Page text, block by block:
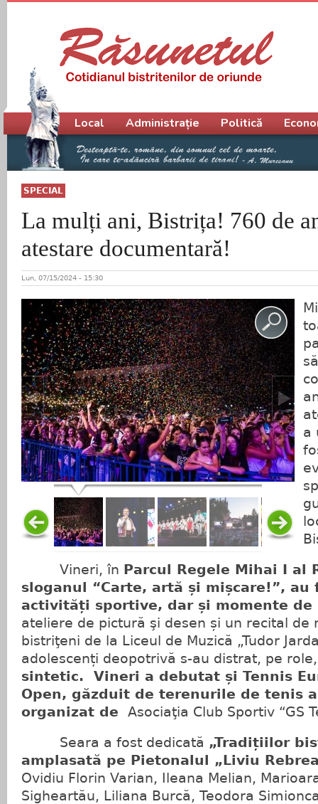
SPECIAL
La mulți ani, Bistrița! 760 de
atestare documentară!
Lun, 07/15/2024 - 15:30
a
Vineri, în Parcul Regele Mihai I al
sloganul “Carte, artă și mișcare!”, au
activități sportive, dar și momente de
ateliere de pictură şi desen și un recital de
bistriţeni de la Liceul de Muzică „Tudor
adolescenți deopotrivă s-au distrat, pe
sintetic. Vineri a debutat și Tennis
Open, găzduit de terenurile de tenis
organizat de
Asociaţia Club Sportiv “GS
Seara a fost dedicată „Tradițiilor
amplasată pe Pietonalul „Liviu
Ovidiu Florin Varian, Ileana Melian,
Sigheartău, Liliana Burcă, Teodora
Meniu principal
Local Administrație Politică